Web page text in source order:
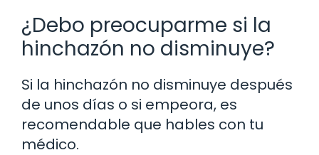
¿Debo preocuparme si la
hinchazón no disminuye?
Si la hinchazón no disminuye después
de unos días o si empeora, es
recomendable que hables con tu
médico.